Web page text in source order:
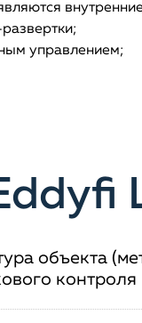
управлением;
объекта
контроля